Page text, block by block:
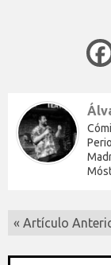
« Artículo